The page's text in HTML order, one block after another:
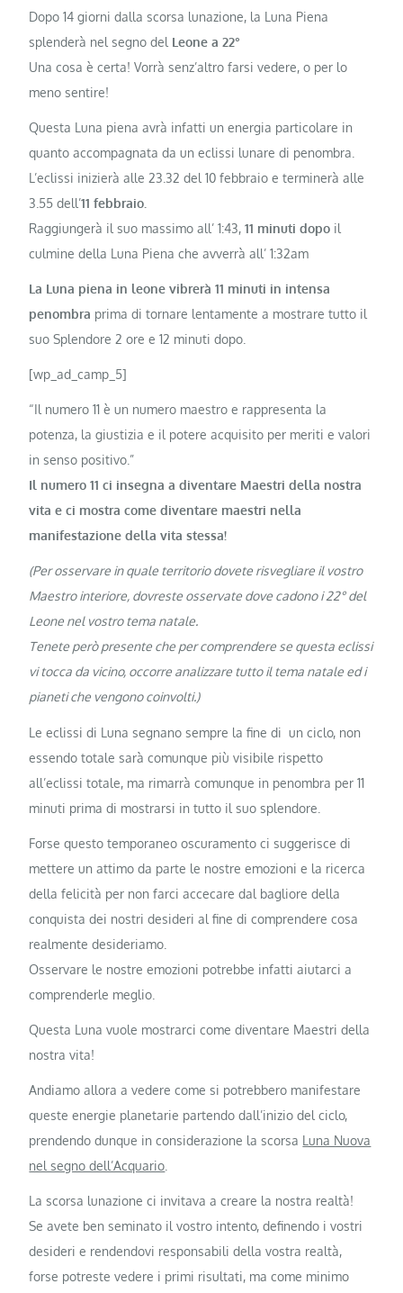
Dopo 14 giorni dalla scorsa lunazione, la Luna Piena
splenderà nel segno del Leone a 22°
Una cosa è certa! Vorrà senz’altro farsi vedere, o per lo
meno sentire!
Questa Luna piena avrà infatti un energia particolare in
quanto accompagnata da un eclissi lunare di penombra.
L’eclissi inizierà alle 23.32 del 10 febbraio e terminerà alle
3.55 dell’11 febbraio.
Raggiungerà il suo massimo all’ 1:43,11 minuti dopo il
culmine della Luna Piena che avverrà all’ 1:32am
La Luna piena in leone vibrerà 11 minuti in intensa
penombra prima di tornare lentamente a mostrare tutto il
suo Splendore 2 ore e 12 minuti dopo.
[wp_ad_camp_5]
“Il numero 11 è un numero maestro e rappresenta la
potenza, la giustizia e il potere acquisito per meriti e valori
in senso positivo.”
Il numero 11 ci insegna a diventare Maestri della nostra
vita e ci mostra come diventare maestri nella
manifestazione della vita stessa!
(Per osservare in quale territorio dovete risvegliare il vostro
Maestro interiore, dovreste osservate dove cadono i 22° del
Leone nel vostro tema natale.
Tenete però presente che per comprendere se questa eclissi
vi tocca da vicino, occorre analizzare tutto il tema natale ed i
pianeti che vengono coinvolti.)
Le eclissi di Luna segnano sempre la fine di un ciclo, non
essendo totale sarà comunque più visibile rispetto
all’eclissi totale, ma rimarrà comunque in penombra per 11
minuti prima di mostrarsi in tutto il suo splendore.
Forse questo temporaneo oscuramento ci suggerisce di
mettere un attimo da parte le nostre emozioni e la ricerca
della felicità per non farci accecare dal bagliore della
conquista dei nostri desideri al fine di comprendere cosa
realmente desideriamo.
Osservare le nostre emozioni potrebbe infatti aiutarci a
comprenderle meglio.
Questa Luna vuole mostrarci come diventare Maestri della
nostra vita!
Andiamo allora a vedere come si potrebbero manifestare
queste energie planetarie partendo dall’inizio del ciclo,
prendendo dunque in considerazione la scorsa Luna Nuova
nel segno dell’Acquario
La scorsa lunazione ci invitava a creare la nostra realtà!
Se avete ben seminato il vostro intento, definendo i vostri
desideri e rendendovi responsabili della vostra realtà,
forse potreste vedere i primi risultati, ma come minimo